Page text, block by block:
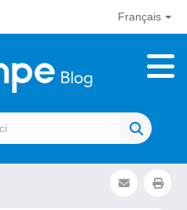
Français